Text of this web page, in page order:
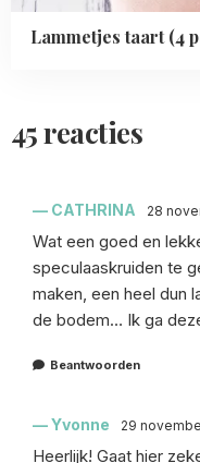
Lammetjes taart (4
45 reacties
CATHRINA 28
Wat een goed en
speculaaskruiden te
maken, een heel dun
de bodem… Ik ga
Beantwoorden
Yvonne 29
Heerlijk! Gaat hier